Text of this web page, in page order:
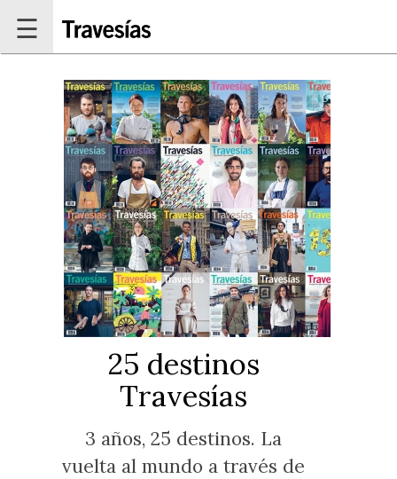
☰
25 destinos
Travesías
3 años, 25 destinos. La
vuelta al mundo a través de